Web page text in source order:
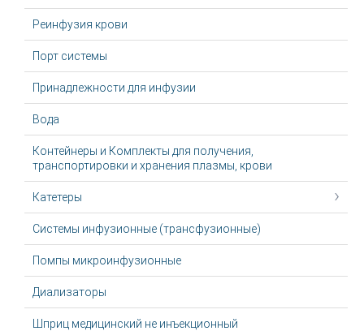
Реинфузия крови
Порт системы
Принадлежности для инфузии
Вода
Контейнеры и Комплекты для получения,
транспортировки и хранения плазмы, крови
Катетеры
Системы инфузионные (трансфузионные)
Помпы микроинфузионные
Диализаторы
Шприц медицинский не инъекционный